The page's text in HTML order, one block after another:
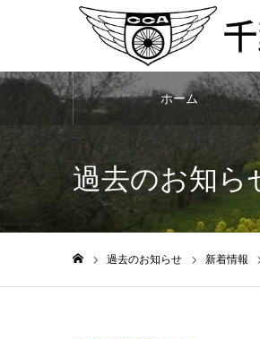
ホーム
過去のお知ら
過去のお知らせ 新着情報